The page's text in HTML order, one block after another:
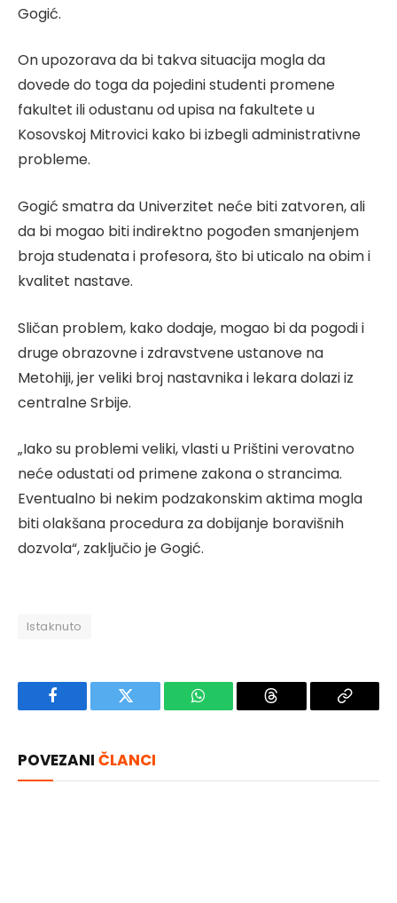
Gogić.
On upozorava da bi takva situacija mogla da
dovede do toga da pojedini studenti promene
fakultet ili odustanu od upisa na fakultete u
Kosovskoj Mitrovici kako bi izbegli administrativne
probleme.
Gogić smatra da Univerzitet neće biti zatvoren, ali
da bi mogao biti indirektno pogođen smanjenjem
broja studenata i profesora, što bi uticalo na obim i
kvalitet nastave.
Sličan problem, kako dodaje, mogao bi da pogodi i
druge obrazovne i zdravstvene ustanove na
Metohiji, jer veliki broj nastavnika i lekara dolazi iz
centralne Srbije.
„Iako su problemi veliki, vlasti u Prištini verovatno
neće odustati od primene zakona o strancima.
Eventualno bi nekim podzakonskim aktima mogla
biti olakšana procedura za dobijanje boravišnih
dozvola“, zaključio je Gogić.
Istaknuto
Facebook Twitter WhatsApp Threads
Copy
POVEZANI ČLANCI